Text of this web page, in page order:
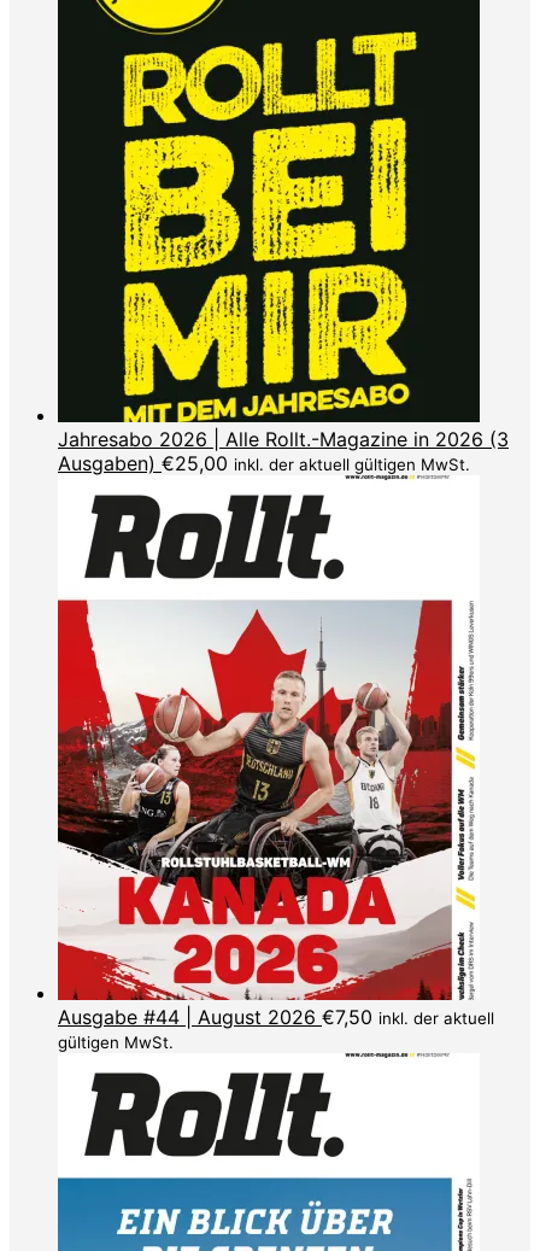
Jahresabo 2026 | Alle Rollt.-Magazine in 2026 (3
Ausgaben) €25,00 inkl. der aktuell gültigen MwSt.
Ausgabe #44 | August 2026 €7,50 inkl. der aktuell
gültigen MwSt.